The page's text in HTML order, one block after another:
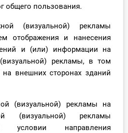
общего пользования.
(визуальной) рекламы
отображения и нанесения
и (или) информации на
рекламы, в том
внешних сторонах зданий
(визуальной) рекламы на
(визуальной) рекламы
условии направления